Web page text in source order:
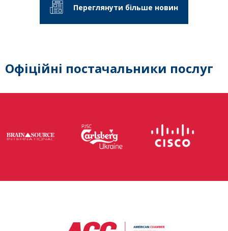
Переглянути більше новин
Офіційні постачальники послуг